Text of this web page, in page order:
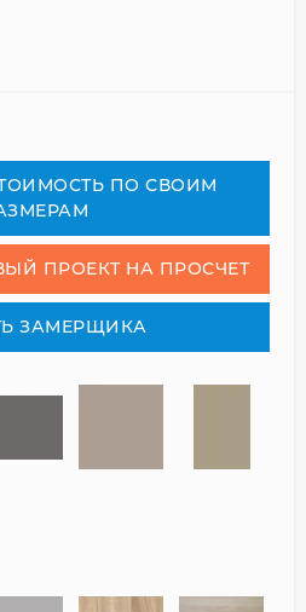
ПО СВОИМ
ПРОЕКТ НА ПРОСЧЕТ
ЗАМЕРЩИКА